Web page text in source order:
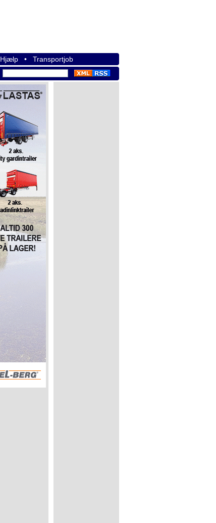
Hjælp • Transportjob